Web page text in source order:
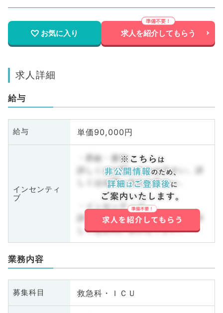
お気に入り 求人を紹介してもらう
求人詳細
給与
給与 単価90,000円
インセンティ
ブ
・昇給・賞与
詳しくはお問い合わせ下さい。詳
しくはお問い合わせ下さい。
・インセンティブ
詳しくはお問い合わせ下さい。詳
しくはお問い合わせ下さい。
業務内容
募集科目 救急科・ＩＣＵ